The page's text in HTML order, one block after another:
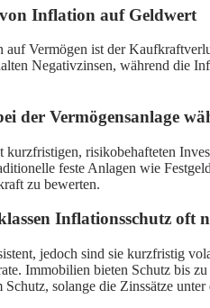
Inflation auf Geldwert
Vermögen ist der
Negativzinsen, während die
der Vermögensanlage
risikobehafteten
feste Anlagen wie
zu bewerten.
Inflationsschutz oft
jedoch sind sie kurzfristig
Immobilien bieten Schutz bis
solange die Zinssätze